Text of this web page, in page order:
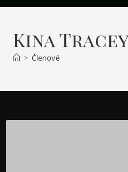
Kina Tracey
> Členové